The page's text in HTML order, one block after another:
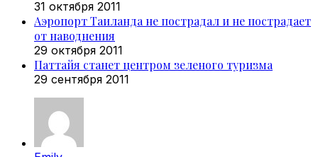
31 октября 2011
Аэропорт Таиланда не пострадал и не пострадает
от наводнения
29 октября 2011
Паттайя станет центром зеленого туризма
29 сентября 2011